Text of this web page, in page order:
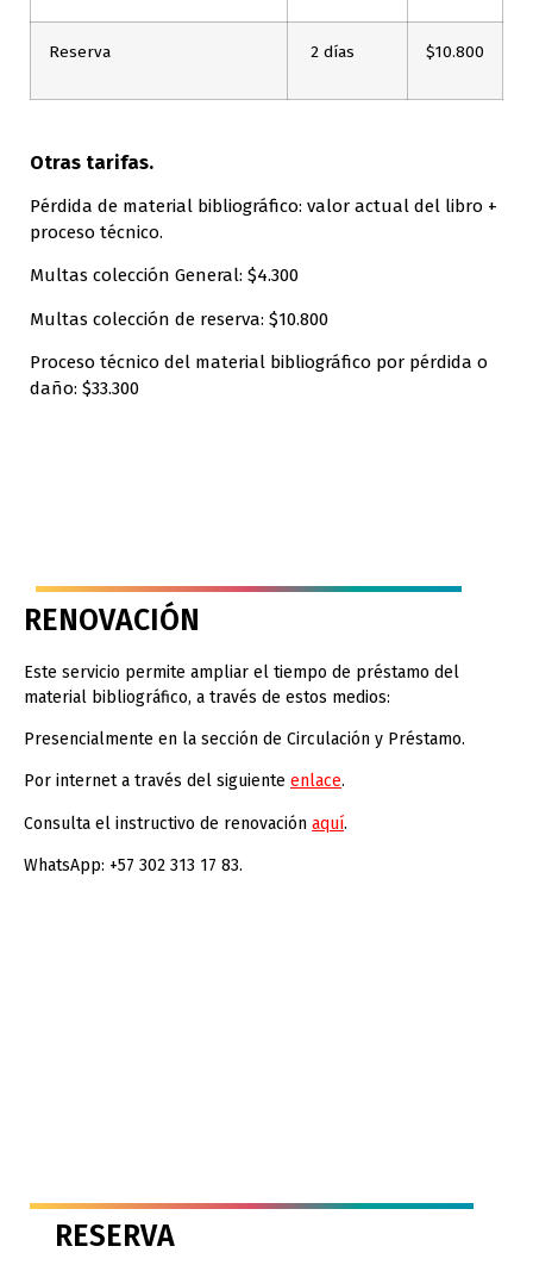
Reserva 2 días $10.800
Otras tarifas.
Pérdida de material bibliográfico: valor actual del libro +
proceso técnico.
Multas colección General: $4.300
Multas colección de reserva: $10.800
Proceso técnico del material bibliográfico por pérdida o
daño: $33.300
RENOVACIÓN
Este servicio permite ampliar el tiempo de préstamo del
material bibliográfico, a través de estos medios:
Presencialmente en la sección de Circulación y Préstamo.
Por internet a través del siguiente enlace.
Consulta el instructivo de renovación aquí.
WhatsApp: +57 302 313 17 83.
RESERVA